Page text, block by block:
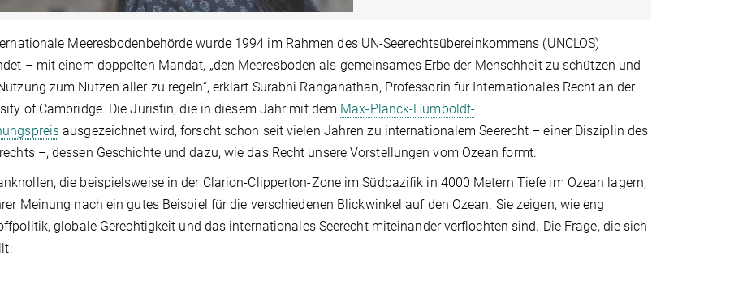
Meeresbodenbehörde wurde 1994 im Rahmen des UN-Seerechtsübereinkommens (UNCLOS)
– mit einem doppelten Mandat, „den Meeresboden als gemeinsames Erbe der Menschheit zu schützen und
zum Nutzen aller zu regeln“, erklärt Surabhi Ranganathan, Professorin für Internationales Recht an der
of Cambridge. Die Juristin, die in diesem Jahr mit dem Max-Planck-Humboldt-
ausgezeichnet wird, forscht schon seit vielen Jahren zu internationalem Seerecht – einer Disziplin des
–, dessen Geschichte und dazu, wie das Recht unsere Vorstellungen vom Ozean formt.
die beispielsweise in der Clarion-Clipperton-Zone im Südpazifik in 4000 Metern Tiefe im Ozean lagern,
Meinung nach ein gutes Beispiel für die verschiedenen Blickwinkel auf den Ozean. Sie zeigen, wie eng
globale Gerechtigkeit und das internationales Seerecht miteinander verflochten sind. Die Frage, die sich